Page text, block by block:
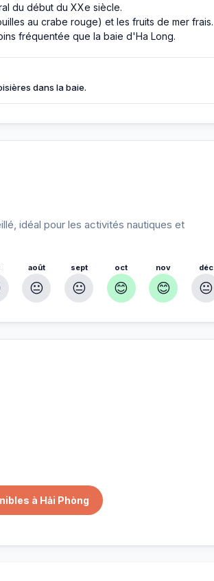
du début du XXe siècle.
au crabe rouge) et les fruits de mer frais.
fréquentée que la baie d'Ha Long.
dans la baie.
idéal pour les activités nautiques et
août
😐
sept
😐
oct
😊
nov
😊
déc
😐
à Hải Phòng